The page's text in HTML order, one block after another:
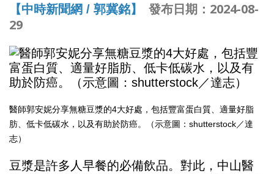
【中時新聞網 / 郭冀銘】
發布日期：2024-08-
29
醫師郭安妮分享無糖豆漿的4大好處，包括豐富蛋白質、適量好脂
肪、低卡低碳水，以及有助於防癌。（示意圖：shutterstock／達
志）
豆漿是許多人早餐的必備飲品。對此，中山醫